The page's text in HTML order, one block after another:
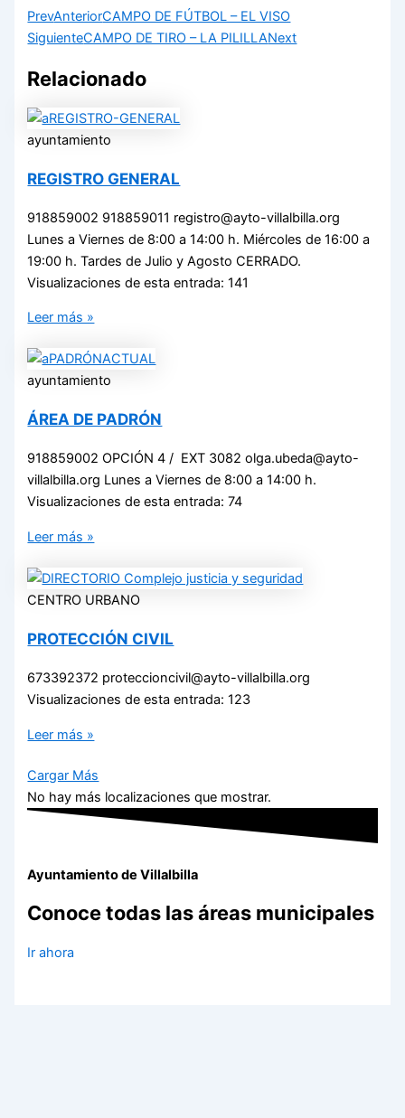
PrevAnteriorCAMPO DE FÚTBOL – EL VISO
SiguienteCAMPO DE TIRO – LA PILILLANext
Relacionado
ayuntamiento
REGISTRO GENERAL
918859002 918859011 registro@ayto-villalbilla.org
Lunes a Viernes de 8:00 a 14:00 h. Miércoles de 16:00 a
19:00 h. Tardes de Julio y Agosto CERRADO.
Visualizaciones de esta entrada: 141
Leer más »
ayuntamiento
ÁREA DE PADRÓN
918859002 OPCIÓN 4 / EXT 3082 olga.ubeda@ayto-
villalbilla.org Lunes a Viernes de 8:00 a 14:00 h.
Visualizaciones de esta entrada: 74
Leer más »
CENTRO URBANO
PROTECCIÓN CIVIL
673392372 proteccioncivil@ayto-villalbilla.org
Visualizaciones de esta entrada: 123
Leer más »
Cargar Más
No hay más localizaciones que mostrar.
Ayuntamiento de Villalbilla
Conoce todas las áreas municipales
Ir ahora